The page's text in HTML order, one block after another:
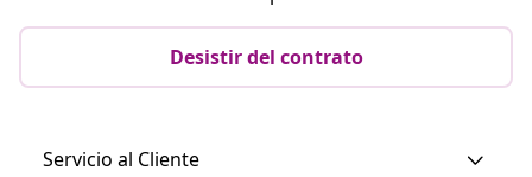
Desistir del contrato
Servicio al Cliente